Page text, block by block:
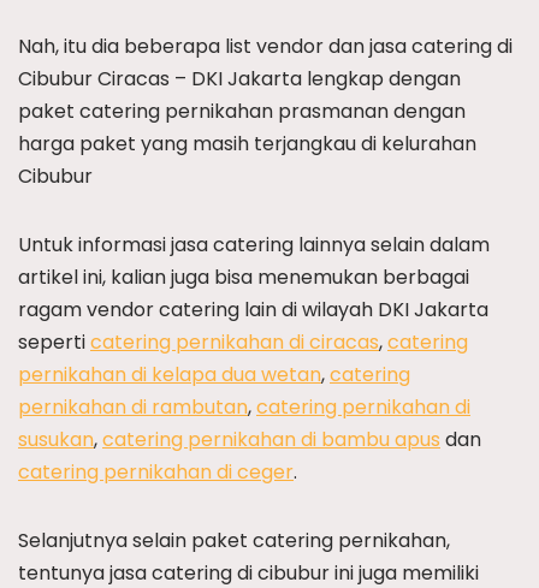
Nah, itu dia beberapa list vendor dan jasa catering di
Cibubur Ciracas – DKI Jakarta lengkap dengan
paket catering pernikahan prasmanan dengan
harga paket yang masih terjangkau di kelurahan
Cibubur
Untuk informasi jasa catering lainnya selain dalam
artikel ini, kalian juga bisa menemukan berbagai
ragam vendor catering lain di wilayah DKI Jakarta
seperticatering pernikahan di ciracas,catering
pernikahan di kelapa dua wetan,catering
pernikahan di rambutan,catering pernikahan di
susukan,catering pernikahan di bambu apus dan
catering pernikahan di ceger.
Selanjutnya selain paket catering pernikahan,
tentunya jasa catering di cibubur ini juga memiliki